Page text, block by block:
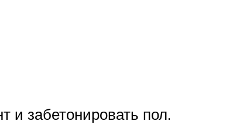
и забетонировать пол.